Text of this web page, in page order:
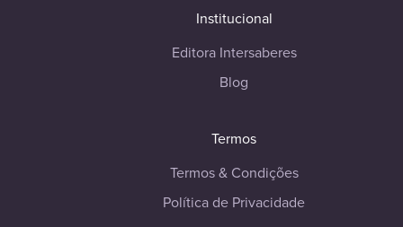
Institucional
Editora Intersaberes
Blog
Termos
Termos & Condições
Política de Privacidade